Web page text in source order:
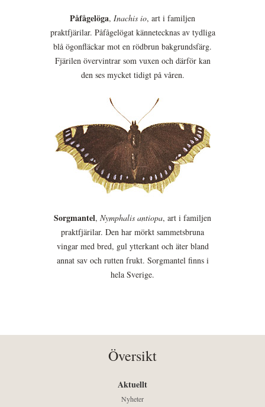
Påfågelöga, Inachis io, art i familjen
praktfjärilar. Påfågelögat kännetecknas av tydliga
blå ögonfläckar mot en rödbrun bakgrundsfärg.
Fjärilen övervintrar som vuxen och därför kan
den ses mycket tidigt på våren.
Sorgmantel, Nymphalis antiopa, art i familjen
praktfjärilar. Den har mörkt sammetsbruna
vingar med bred, gul ytterkant och äter bland
annat sav och rutten frukt. Sorgmantel finns i
hela Sverige.
Översikt
Aktuellt
Nyheter